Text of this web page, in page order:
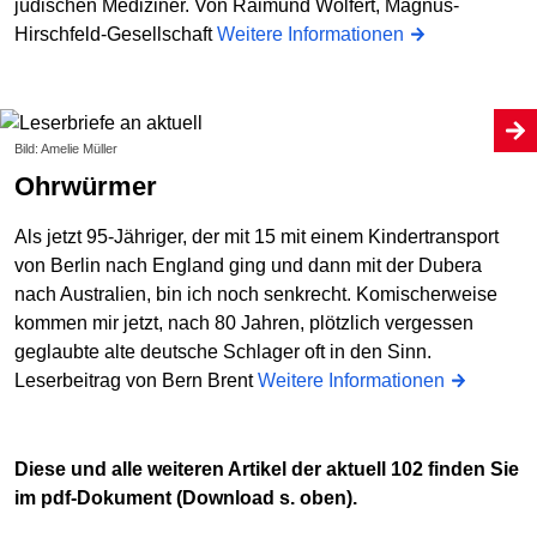
jüdischen Mediziner. Von Raimund Wolfert, Magnus-
Hirschfeld-GesellschaftWeitere Informationen
Bild: Amelie Müller
Ohrwürmer
Als jetzt 95-Jähriger, der mit 15 mit einem Kindertransport
von Berlin nach England ging und dann mit der Dubera
nach Australien, bin ich noch senkrecht. Komischerweise
kommen mir jetzt, nach 80 Jahren, plötzlich vergessen
geglaubte alte deutsche Schlager oft in den Sinn.
Leserbeitrag von Bern BrentWeitere Informationen
Diese und alle weiteren Artikel der aktuell 102 finden Sie
im pdf-Dokument (Download s. oben).